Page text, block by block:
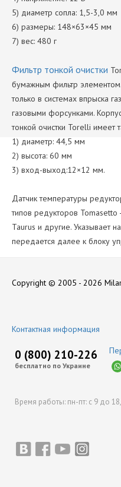
5) диаметр сопла: 1,5-3,0 мм
6) размеры: 148×63×45 мм
7) вес: 480 г
Фильтр тонкой очистки
бумажным фильтр
только в системах впрыска
газовыми форсунками.
тонкой очистки Torelli имеет
1) диаметр: 44,5 мм
2) высота: 60 мм
3) вход-выход:12×12 мм.
Датчик температуры
типов редукторов Tomasetto
Taurus и другие. Указывает
передается далее к блоку
Производитель
Copyright © 2005 - 2026
Контактная информация
0 (800) 210-226
бесплатно по Украине
Время работы: пн-пт: с 9 до 18,